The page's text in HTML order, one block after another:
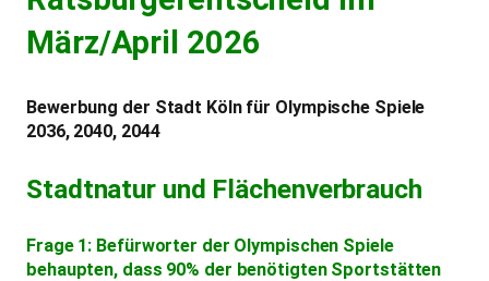
März/April 2026
Bewerbung der Stadt Köln für Olympische Spiele
2036, 2040, 2044
Stadtnatur und Flächenverbrauch
Frage 1: Befürworter der Olympischen Spiele
behaupten, dass 90% der benötigten Sportstätten